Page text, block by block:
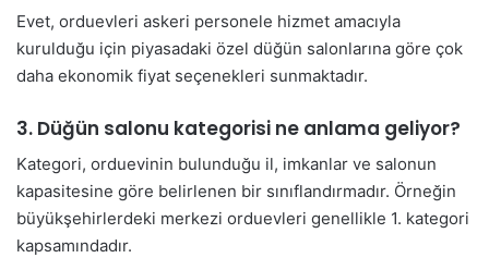
Evet, orduevleri askeri personele hizmet amacıyla
kurulduğu için piyasadaki özel düğün salonlarına göre çok
daha ekonomik fiyat seçenekleri sunmaktadır.
3. Düğün salonu kategorisi ne anlama geliyor?
Kategori, orduevinin bulunduğu il, imkanlar ve salonun
kapasitesine göre belirlenen bir sınıflandırmadır. Örneğin
büyükşehirlerdeki merkezi orduevleri genellikle 1. kategori
kapsamındadır.